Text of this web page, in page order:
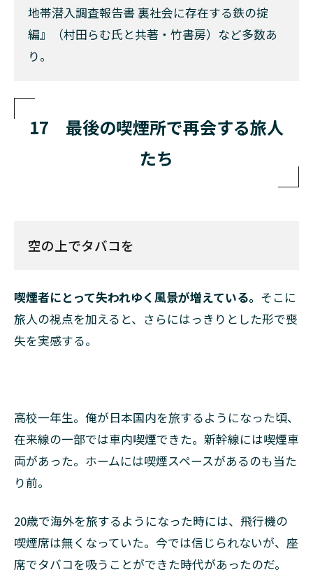
煙
所
の
灰
中で見え
た風景
地帯潜入調査報告書 裏社会に存在する鉄の掟
編』（村田らむ氏と共著・竹書房）など多数あ
り。
17 最後の喫煙所で再会する旅人
たち
空の上でタバコを
喫煙者にとって失われゆく風景が増えている。 そこに
旅人の視点を加えると、さらにはっきりとした形で喪
失を実感する。
高校一年生。俺が日本国内を旅するようになった頃、
在来線の一部では車内喫煙できた。新幹線には喫煙車
両があった。ホームには喫煙スペースがあるのも当た
り前。
20歳で海外を旅するようになった時には、飛行機の
喫煙席は無くなっていた。今では信じられないが、座
席でタバコを吸うことができた時代があったのだ。